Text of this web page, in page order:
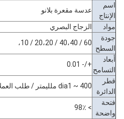
اسم
الإنتاج
عدسة مقعرة بلانو
مواد
الزجاج البصري
جودة
السطح
60 / 40،40 / 20،20 / 10،
أبعاد
التسامح
+/- 0.01
قطر
الدائرة
dia1 ~ 400 ملليمتر / طلب العملاء
فتحة
واضحة
> 98٪